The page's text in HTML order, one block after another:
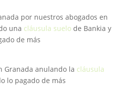
por nuestros abogados en
una cláusula suelode Bankia y
de más
Granada anulando la cláusula
lo pagado de más